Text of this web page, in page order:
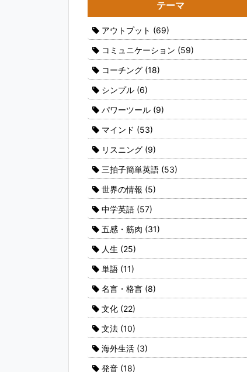
テーマ
アウトプット (69)
コミュニケーション (59)
コーチング (18)
シンプル (6)
パワーツール (9)
マインド (53)
リスニング (9)
三拍子簡単英語 (53)
世界の情報 (5)
中学英語 (57)
五感・筋肉 (31)
人生 (25)
単語 (11)
名言・格言 (8)
文化 (22)
文法 (10)
海外生活 (3)
発音 (18)